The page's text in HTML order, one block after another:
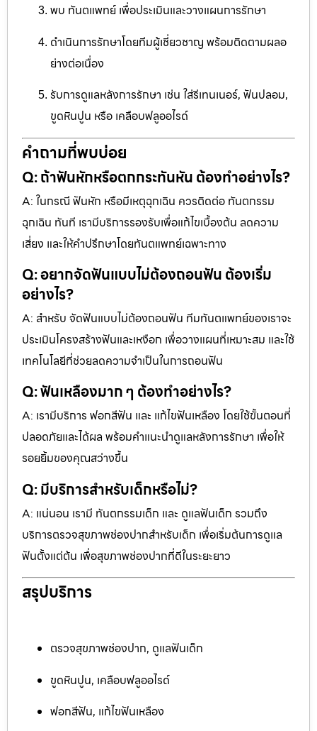
พบ ทันตแพทย์ เพื่อประเมินและวางแผนการรักษา
ดำเนินการรักษาโดยทีมผู้เชี่ยวชาญ พร้อมติดตามผลอ
ย่างต่อเนื่อง
รับการดูแลหลังการรักษา เช่น ใส่รีเทนเนอร์, ฟันปลอม,
ขูดหินปูน หรือ เคลือบฟลูออไรด์
คำถามที่พบบ่อย
Q: ถ้าฟันหักหรือตกกระทันหัน ต้องทำอย่างไร?
A: ในกรณี ฟันหัก หรือมีเหตุฉุกเฉิน ควรติดต่อ ทันตกรรม
ฉุกเฉิน ทันที เรามีบริการรองรับเพื่อแก้ไขเบื้องต้น ลดความ
เสี่ยง และให้คำปรึกษาโดยทันตแพทย์เฉพาะทาง
Q: อยากจัดฟันแบบไม่ต้องถอนฟัน ต้องเริ่ม
อย่างไร?
A: สำหรับ จัดฟันแบบไม่ต้องถอนฟัน ทีมทันตแพทย์ของเราจะ
ประเมินโครงสร้างฟันและเหงือก เพื่อวางแผนที่เหมาะสม และใช้
เทคโนโลยีที่ช่วยลดความจำเป็นในการถอนฟัน
Q: ฟันเหลืองมาก ๆ ต้องทำอย่างไร?
A: เรามีบริการ ฟอกสีฟัน และ แก้ไขฟันเหลือง โดยใช้ขั้นตอนที่
ปลอดภัยและได้ผล พร้อมคำแนะนำดูแลหลังการรักษา เพื่อให้
รอยยิ้มของคุณสว่างขึ้น
Q: มีบริการสำหรับเด็กหรือไม่?
A: แน่นอน เรามี ทันตกรรมเด็ก และ ดูแลฟันเด็ก รวมถึง
บริการตรวจสุขภาพช่องปากสำหรับเด็ก เพื่อเริ่มต้นการดูแล
ฟันตั้งแต่ต้น เพื่อสุขภาพช่องปากที่ดีในระยะยาว
สรุปบริการ
ตรวจสุขภาพช่องปาก, ดูแลฟันเด็ก
ขูดหินปูน, เคลือบฟลูออไรด์
ฟอกสีฟัน, แก้ไขฟันเหลือง